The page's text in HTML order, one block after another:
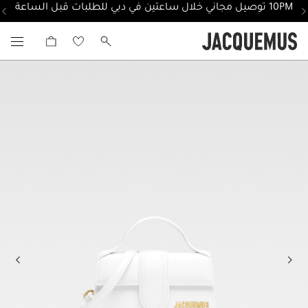
10PM توصيل مجاني خلال ساعتين في دبي للطلبات قبل الساعة